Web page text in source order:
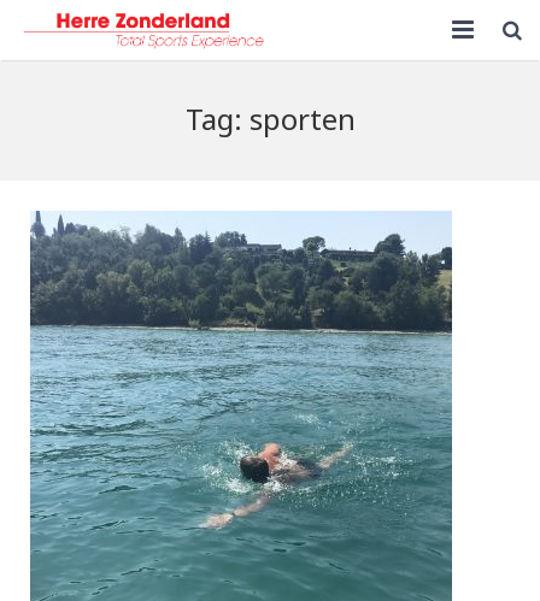
SPREKER
TRAINER
KLANTEN
CONTACT
Tag: sporten